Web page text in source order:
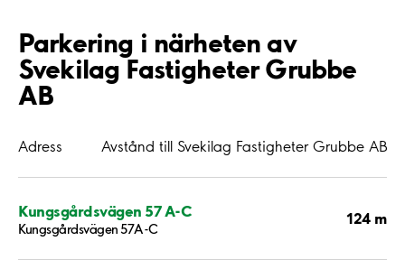
Parkering i närheten av
Svekilag Fastigheter Grubbe
AB
Adress Avstånd till Svekilag Fastigheter Grubbe AB
Kungsgårdsvägen 57 A-C
Kungsgårdsvägen 57A-C
124 m